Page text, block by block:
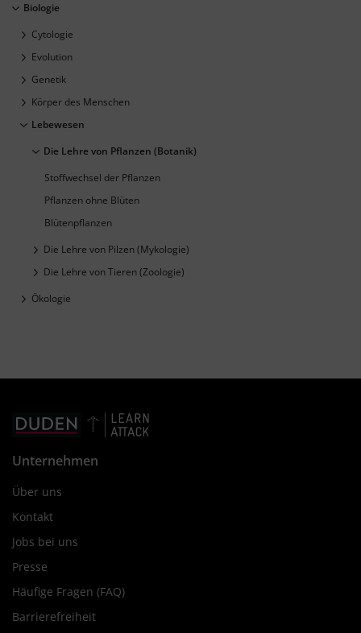
Biologie
Cytologie
Evolution
Genetik
Körper des Menschen
Lebewesen
Die Lehre von Pflanzen (Botanik)
Stoffwechsel der Pflanzen
Pflanzen ohne Blüten
Blütenpflanzen
Die Lehre von Pilzen (Mykologie)
Die Lehre von Tieren (Zoologie)
Ökologie
Unternehmen
Über uns
Kontakt
Jobs bei uns
Presse
Häufige Fragen (FAQ)
Barrierefreiheit